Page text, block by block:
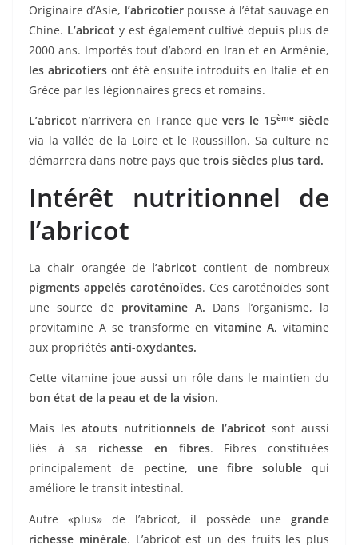
Originaire d’Asie, l’abricotierpousse à l’état sauvage en
Chine. L’abricot y est également cultivé depuis plus de
2000 ans. Importés tout d’abord en Iran et en Arménie,
les abricotiersont été ensuite introduits en Italie et en
Grèce par les légionnaires grecs et romains.
L’abricot n’arrivera en France que vers le 15ème siècle
via la vallée de la Loire et le Roussillon. Sa culture ne
démarrera dans notre pays que trois siècles plus tard.
Intérêt nutritionnel de
l’abricot
La chair orangée de l’abricot contient de nombreux
pigments appelés caroténoïdes. Ces caroténoïdes sont
une source de provitamine A. Dans l’organisme, la
provitamine A se transforme en vitamine A, vitamine
aux propriétés anti-oxydantes.
Cette vitamine joue aussi un rôle dans le maintien du
bon état de la peau et de la vision.
Mais lesatouts nutritionnels de l’abricot sont aussi
liés à sa richesse en fibres. Fibres constituées
principalement de pectine, une fibre soluble qui
améliore le transit intestinal.
Autre «plus» de l’abricot, il possède une grande
richesse minérale. L’abricot est un des fruits les plus